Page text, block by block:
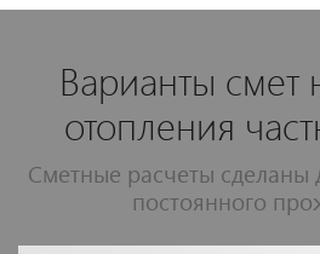
Варианты смет
отопления
Сметные расчеты сделаны
постоянного